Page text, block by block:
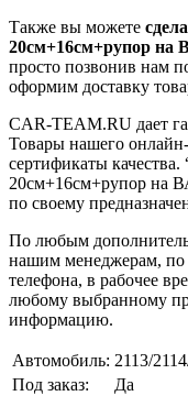
Также вы можете
20см+16см+рупор на
просто позвонив нам
оформим доставку
CAR-TEAM.RU дает
Товары нашего
сертификаты
20см+16см+рупор на
по своему
По любым
нашим менеджерам, по
телефона, в рабочее
любому выбранному
информацию.
Автомобиль: 2113/
Под заказ:
Да